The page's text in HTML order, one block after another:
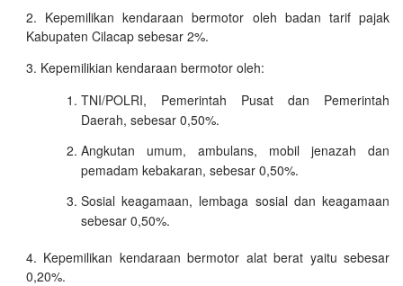
Kepemilikan kendaraan bermotor oleh badan tarif pajak
Kabupaten Cilacap sebesar 2%.
Kepemilikian kendaraan bermotor oleh:
TNI/POLRI, Pemerintah Pusat dan Pemerintah
Daerah, sebesar 0,50%.
Angkutan umum, ambulans, mobil jenazah dan
pemadam kebakaran, sebesar 0,50%.
Sosial keagamaan, lembaga sosial dan keagamaan
sebesar 0,50%.
Kepemilikan kendaraan bermotor alat berat yaitu sebesar
0,20%.